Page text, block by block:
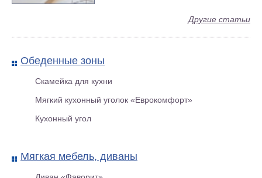
Другие статьи
Обеденные зоны
Скамейка для кухни
Мягкий кухонный уголок «Еврокомфорт»
Кухонный угол
Мягкая мебель, диваны